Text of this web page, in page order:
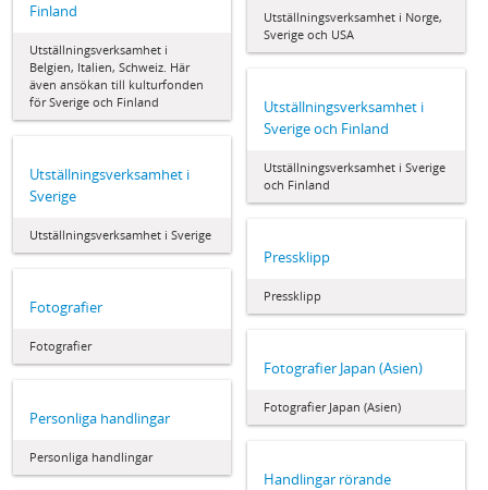
Finland
Utställningsverksamhet i
Belgien, Italien, Schweiz. Här
även ansökan till kulturfonden
för Sverige och Finland
Utställningsverksamhet i Norge,
Sverige och USA
Utställningsverksamhet i
Sverige och Finland
Utställningsverksamhet i Sverige
och Finland
Utställningsverksamhet i
Sverige
Utställningsverksamhet i Sverige
Pressklipp
Pressklipp
Fotografier
Fotografier
Fotografier Japan (Asien)
Fotografier Japan (Asien)
Personliga handlingar
Personliga handlingar
Handlingar rörande